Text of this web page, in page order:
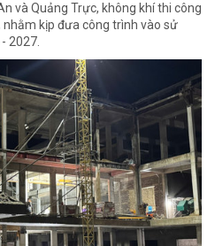
và Quảng Trực, không khí thi công
kịp đưa công trình vào sử
2027.